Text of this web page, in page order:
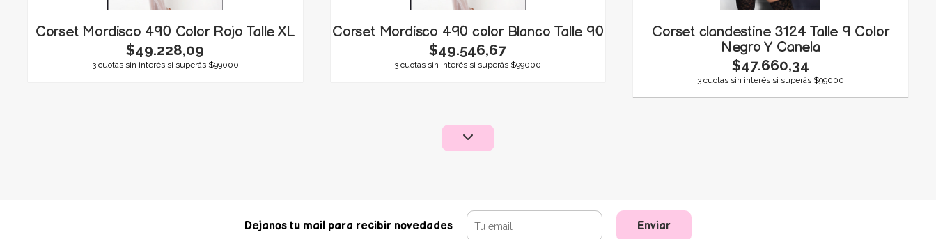
Corset Mordisco 490 Color Rojo Talle XL
$49.228,09
3 cuotas sin interés si superás $99000
Corset Mordisco 490 color Blanco Talle 90
$49.546,67
3 cuotas sin interés si superás $99000
Corset clandestine 3124 Talle 9 Color
Negro Y Canela
$47.660,34
3 cuotas sin interés si superás $99000
Dejanos tu mail para recibir novedades Enviar